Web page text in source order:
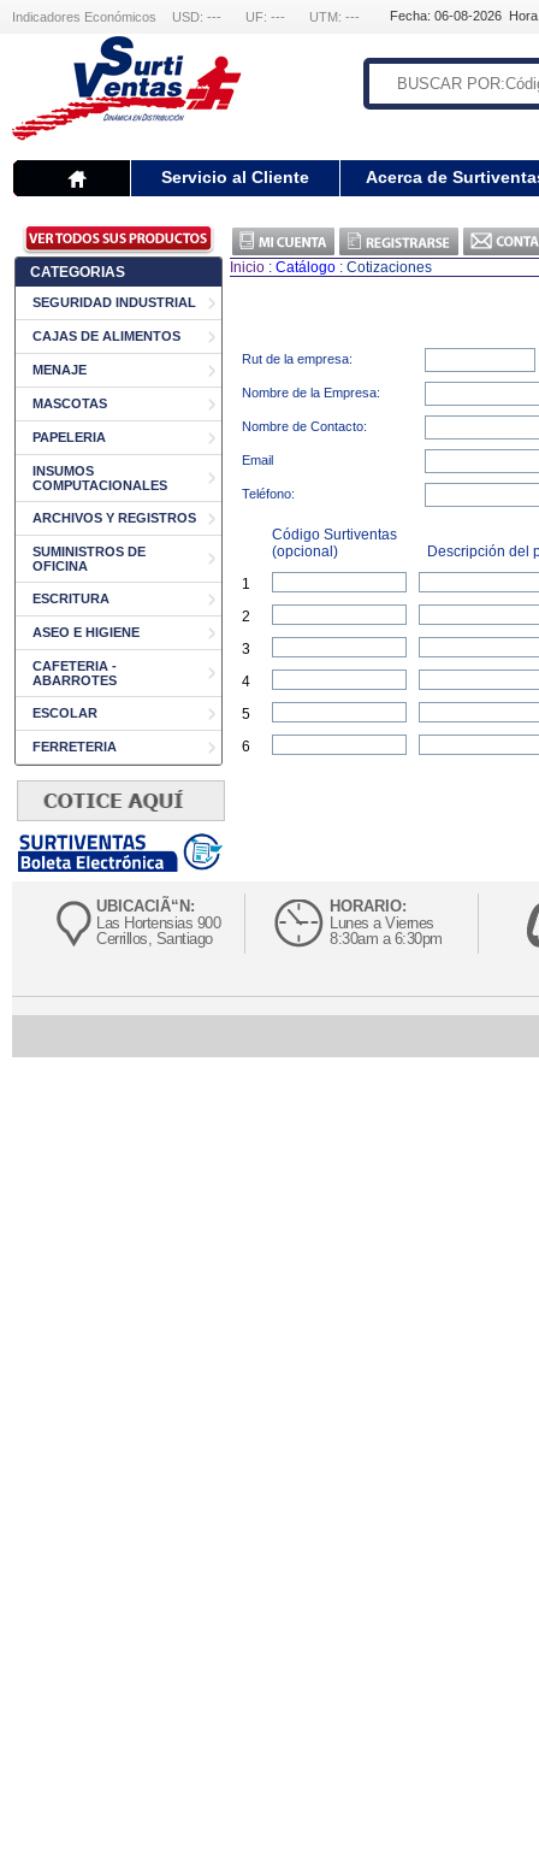
Indicadores Económicos USD: --- UF: --- UTM: --- Fecha: 06-08-2026
Servicio al Cliente Acerca de
CATEGORIAS
SEGURIDAD INDUSTRIAL
CAJAS DE ALIMENTOS
MENAJE
MASCOTAS
PAPELERIA
INSUMOS
COMPUTACIONALES
ARCHIVOS Y REGISTROS
SUMINISTROS DE
OFICINA
ESCRITURA
ASEO E HIGIENE
CAFETERIA -
ABARROTES
ESCOLAR
FERRETERIA
Inicio : Catálogo : Cotizaciones
Rut de la empresa:
Nombre de la Empresa:
Nombre de Contacto:
Email
Teléfono:
Código Surtiventas
(opcional)
Descripción del
1
2
3
4
5
6
UBICACIÃ“N:
Las Hortensias 900
Cerrillos, Santiago
HORARIO:
Lunes a Viernes
8:30am a 6:30pm